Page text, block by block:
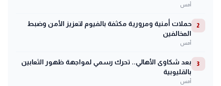
أمس
2
حملات أمنية ومرورية مكثفة بالفيوم لتعزيز الأمن وضبط
المخالفين
أمس
3
بعد شكاوى الأهالي.. تحرك رسمي لمواجهة ظهور الثعابين
بالقليوبية
أمس